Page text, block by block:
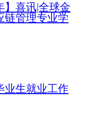
】喜讯|全球金
链管理专业学
赛金奖！再创
业生就业工作